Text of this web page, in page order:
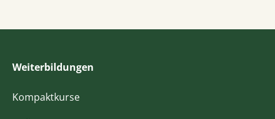
Weiterbildungen
Kompaktkurse